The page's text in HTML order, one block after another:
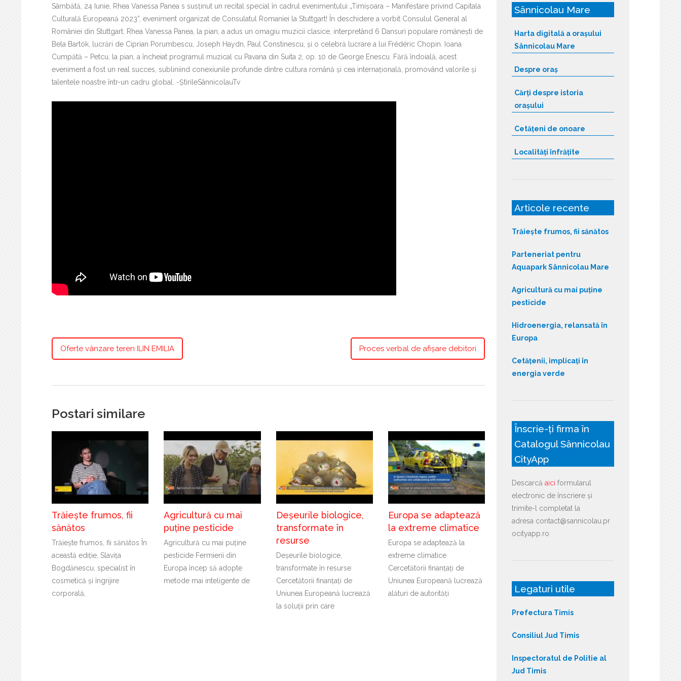
Sâmbătă, 24 Iunie, Rhea Vanessa Panea s susținut un recital special în cadrul evenimentului „Timișoara – Manifestare privind Capitala
Culturală Europeană 2023”, eveniment organizat de Consulatul Romaniei la Stuttgart! În deschidere a vorbit Consulul General al
României din Stuttgart. Rhea Vanessa Panea, la pian, a adus un omagiu muzicii clasice, interpretând 6 Dansuri populare românești de
Bela Bartók, lucrări de Ciprian Porumbescu, Joseph Haydn, Paul Constinescu, și o celebră lucrare a lui Frédéric Chopin. Ioana
Cumpătă – Petcu, la pian, a încheiat programul muzical cu Pavana din Suita 2, op. 10 de George Enescu. Fără îndoială, acest
eveniment a fost un real succes, subliniind conexiunile profunde dintre cultura română și cea internațională, promovând valorile și
talentele noastre într-un cadru global. -ȘtirileSânnicolauTv
Oferte vânzare teren ILIN EMILIA Proces verbal de afișare debitori
Postari similare
Trăiește frumos, fii
sănătos
Trăiește frumos, fii sănătos În
această ediție, Slavița
Bogdănescu, specialist în
cosmetică și îngrijire
corporală,
Agricultură cu mai
puține pesticide
Agricultură cu mai puține
pesticide Fermierii din
Europa încep să adopte
metode mai inteligente de
Deșeurile biologice,
transformate în
resurse
Deșeurile biologice,
transformate în resurse
Cercetătorii finanțați de
Uniunea Europeană lucrează
la soluții prin care
Europa se adaptează
la extreme climatice
Europa se adaptează la
extreme climatice
Cercetătorii finanțați de
Uniunea Europeană lucrează
alături de autorități
Sânnicolau Mare
Harta digitală a orașului
Sânnicolau Mare
Despre oraș
Cărți despre istoria
orașului
Cetățeni de onoare
Localități înfrățite
Articole recente
Trăiește frumos, fii sănătos
Parteneriat pentru
Aquapark Sânnicolau Mare
Agricultură cu mai puține
pesticide
Hidroenergia, relansată în
Europa
Cetățenii, implicați în
energia verde
Înscrie-ți firma în
Catalogul Sânnicolau
CityApp
Descarcă aici formularul
electronic de înscriere și
trimite-l completat la
adresa contact@sannicolau.pr
ocityapp.ro
Legaturi utile
Prefectura Timis
Consiliul Jud Timis
Inspectoratul de Politie al
Jud Timis